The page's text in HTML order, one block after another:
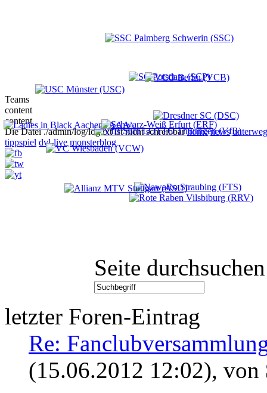
Teams
content
content
Die Datei ./admin/log/log.txt ist nicht schreibbarhome news
tippspiel dvl-live monsterblog
Seite durchsuchen
letzter Foren-Eintrag
Re:
(15.06.2012 12:02), von